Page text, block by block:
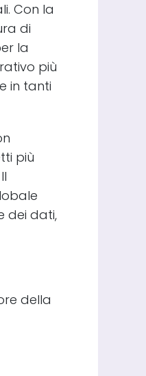
Con la
di
la
più
in tanti
più
dei dati,
della